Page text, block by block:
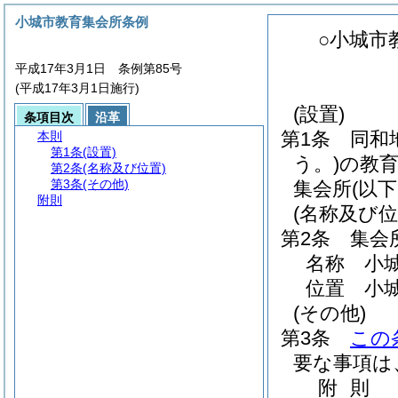
○小城市
(設置)
第1条
同和
う。)の教
集会所(以
(名称及び
第2条
集会
名称 小
位置 小
(その他)
第3条
この
要な事項
附 則
小城市教育集会所条例
平成17年3月1日 条例第85号
(平成17年3月1日施行)
条項目次
沿革
本則
第1条(設置)
第2条(名称及び位置)
第3条(その他)
附則